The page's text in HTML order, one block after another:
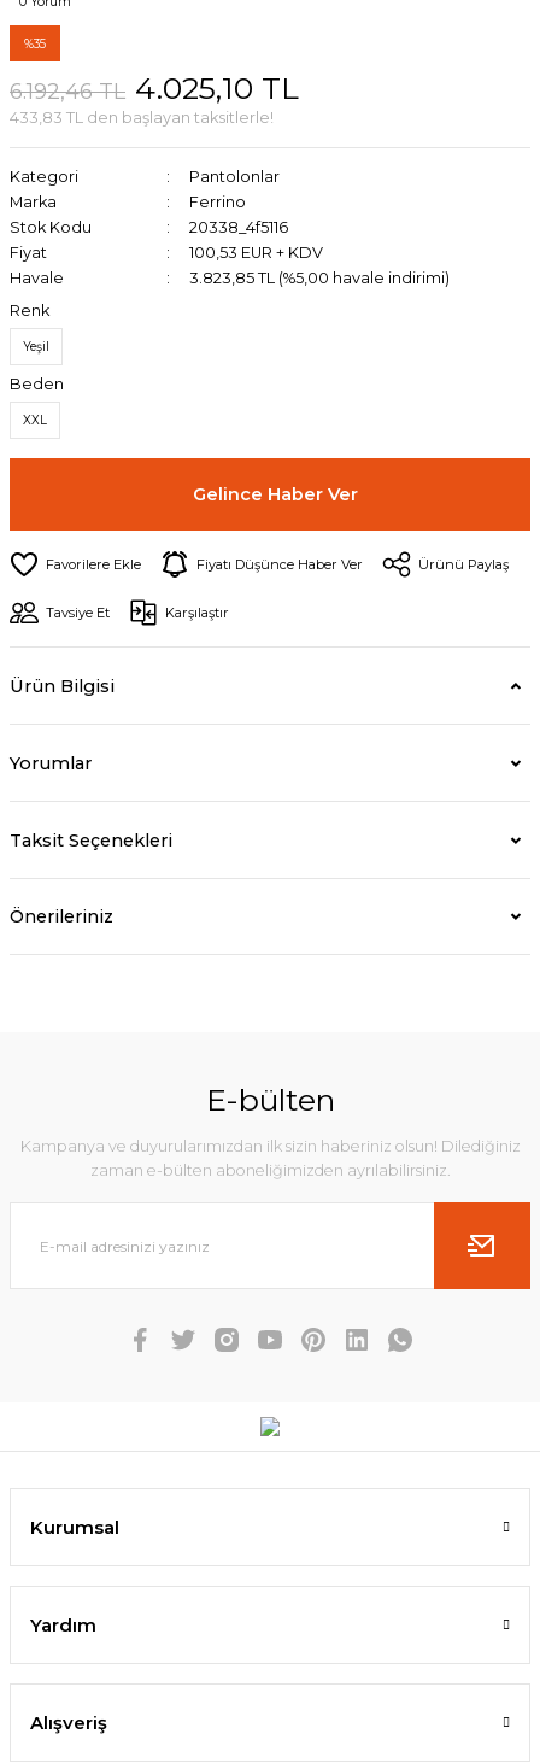
%35
6.192,46 TL 4.025,10 TL
433,83 TL den başlayan taksitlerle!
Kategori
Pantolonlar
Marka
Ferrino
Stok Kodu
20338_4f5116
Fiyat
100,53 EUR + KDV
Havale
3.823,85 TL (%5,00 havale indirimi)
Renk
Yeşil
Beden
XXL
Gelince Haber Ver
Fiyatı Düşünce Haber Ver Ürünü Paylaş
Tavsiye Et Karşılaştır
Ürün Bilgisi
Yorumlar
Taksit Seçenekleri
Önerileriniz
E-bülten
Kampanya ve duyurularımızdan ilk sizin haberiniz olsun! Dilediğiniz
zaman e-bülten aboneliğimizden ayrılabilirsiniz.
Kurumsal
Yardım
Alışveriş